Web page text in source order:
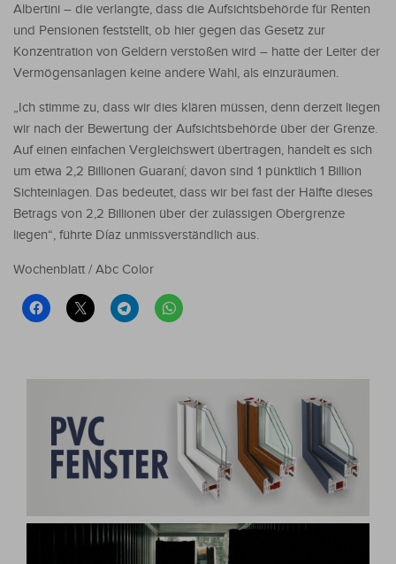
Albertini – die verlangte, dass die Aufsichtsbehörde für Renten
und Pensionen feststellt, ob hier gegen das Gesetz zur
Konzentration von Geldern verstoßen wird – hatte der Leiter der
Vermögensanlagen keine andere Wahl, als einzuräumen.
„Ich stimme zu, dass wir dies klären müssen, denn derzeit liegen
wir nach der Bewertung der Aufsichtsbehörde über der Grenze.
Auf einen einfachen Vergleichswert übertragen, handelt es sich
um etwa 2,2 Billionen Guaraní; davon sind 1 pünktlich 1 Billion
Sichteinlagen. Das bedeutet, dass wir bei fast der Hälfte dieses
Betrags von 2,2 Billionen über der zulässigen Obergrenze
liegen“, führte Díaz unmissverständlich aus.
Wochenblatt / Abc Color